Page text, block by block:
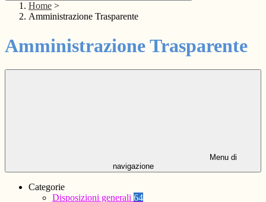
Home >
Amministrazione Trasparente
Amministrazione Trasparente
Menu di
navigazione
Categorie
Disposizioni generali 64